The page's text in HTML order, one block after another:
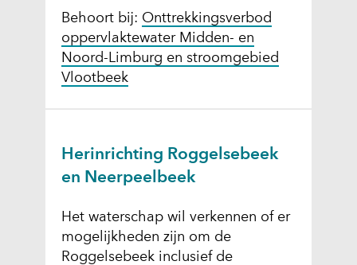
Behoort bij: Onttrekkingsverbod
oppervlaktewater Midden- en
Noord-Limburg en stroomgebied
Vlootbeek
Herinrichting Roggelsebeek
en Neerpeelbeek
Het waterschap wil verkennen of er
mogelijkheden zijn om de
Roggelsebeek inclusief de